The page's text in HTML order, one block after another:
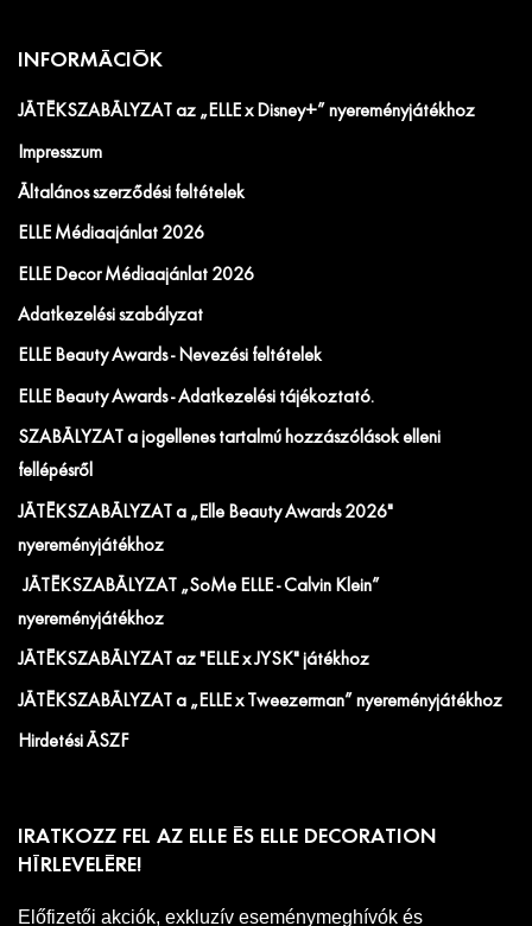
INFORMÁCIÓK
JÁTÉKSZABÁLYZAT az „ELLE x Disney+” nyereményjátékhoz
Impresszum
Általános szerződési feltételek
ELLE Médiaajánlat 2026
ELLE Decor Médiaajánlat 2026
Adatkezelési szabályzat
ELLE Beauty Awards - Nevezési feltételek
ELLE Beauty Awards - Adatkezelési tájékoztató.
SZABÁLYZAT a jogellenes tartalmú hozzászólások elleni
fellépésről
JÁTÉKSZABÁLYZAT a „Elle Beauty Awards 2026"
nyereményjátékhoz
JÁTÉKSZABÁLYZAT „SoMe ELLE - Calvin Klein”
nyereményjátékhoz
JÁTÉKSZABÁLYZAT az "ELLE x JYSK" játékhoz
JÁTÉKSZABÁLYZAT a „ELLE x Tweezerman” nyereményjátékhoz
Hirdetési ÁSZF
IRATKOZZ FEL AZ ELLE ÉS ELLE DECORATION
HÍRLEVELÉRE!
Előfizetői akciók, exkluzív eseménymeghívók és